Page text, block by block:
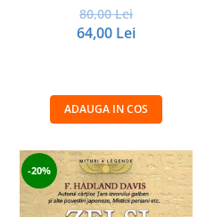
80,00 Lei
64,00 Lei
ADAUGA IN COS
-20%